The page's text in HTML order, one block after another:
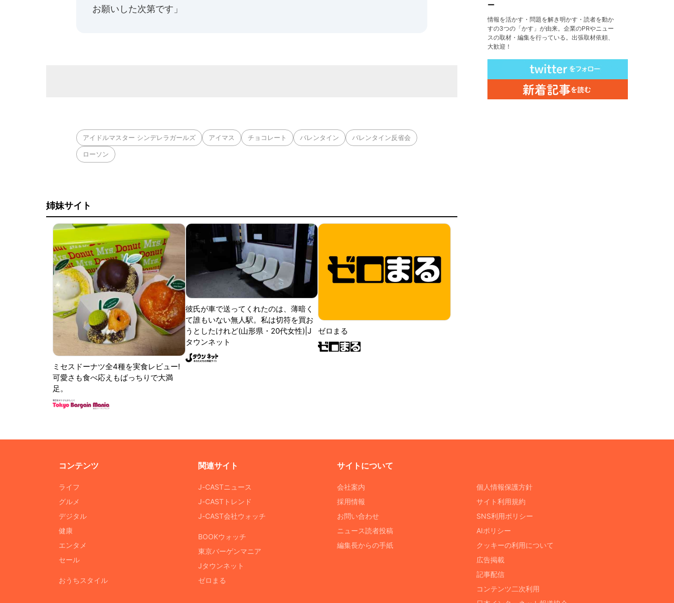
お願いした次第です」
アイドルマスター シンデレラガールズ アイマス チョコレート バレンタイン バレンタイン反省会
ローソン
姉妹サイト
ミセスドーナツ全4種を実食レビュー!
可愛さも食べ応えもばっちりで大満
足。
彼氏が車で送ってくれたのは、薄暗く
て誰もいない無人駅。私は切符を買お
うとしたけれど(山形県・20代女性)|J
タウンネット
ゼロまる
ー
情報を活かす・問題を解き明かす・読者を動か
すの3つの「かす」が由来。企業のPRやニュー
スの取材・編集を行っている。出張取材依頼、
大歓迎！
コンテンツ
ライフ
グルメ
デジタル
健康
エンタメ
セール
おうちスタイル
関連サイト
J-CASTニュース
J-CASTトレンド
J-CAST会社ウォッチ
BOOKウォッチ
東京バーゲンマニア
Jタウンネット
ゼロまる
サイトについて
会社案内
採用情報
お問い合わせ
ニュース読者投稿
編集長からの手紙
個人情報保護方針
サイト利用規約
SNS利用ポリシー
AIポリシー
クッキーの利用について
広告掲載
記事配信
コンテンツ二次利用